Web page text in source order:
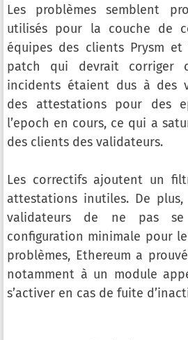
Les problèmes semblent
utilisés pour la couche de
équipes des clients Prysm
patch qui devrait corriger
incidents étaient dus à des
des attestations pour des
l’epoch en cours, ce qui a
des clients des validateurs.
Les correctifs ajoutent un
attestations inutiles. De
validateurs de ne pas
configuration minimale pour
problèmes, Ethereum a
notamment à un module
s’activer en cas de fuite